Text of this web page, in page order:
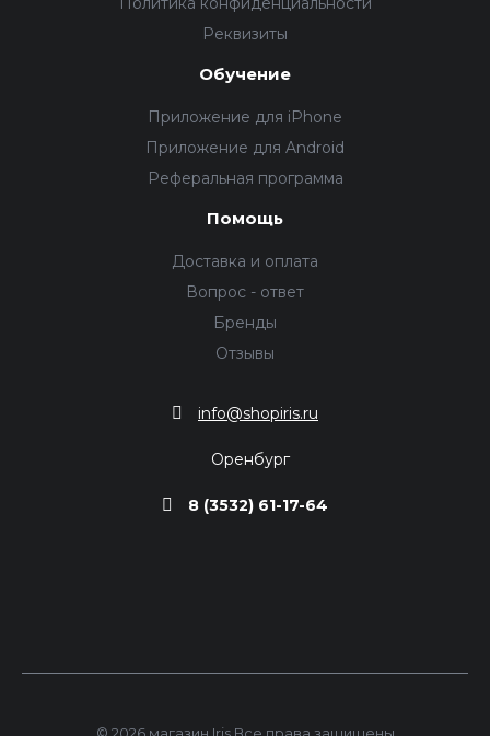
Реквизиты
Обучение
Приложение для iPhone
Приложение для Android
Реферальная программа
Помощь
Доставка и оплата
Вопрос - ответ
Бренды
Отзывы
info@shopiris.ru
Оренбург
8 (3532) 61-17-64